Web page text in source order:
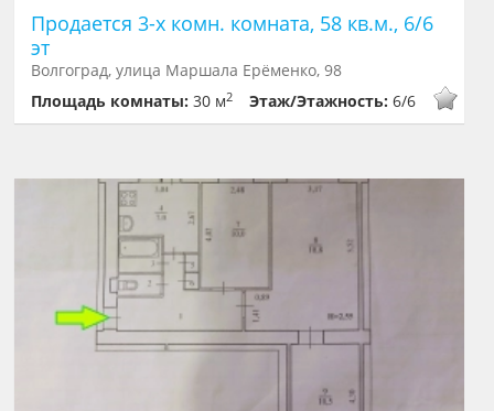
Продается 3-х комн. комната, 58 кв.м., 6/6
эт
Волгоград, улица Маршала Ерёменко, 98
Площадь комнаты:30 м2 Этаж/Этажность:6/6